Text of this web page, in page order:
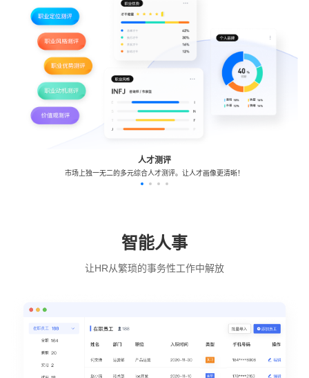
人才测评
市场上独一无二的多元综合人才测评。让人才画像更清晰！
智能人事
让HR从繁琐的事务性工作中解放